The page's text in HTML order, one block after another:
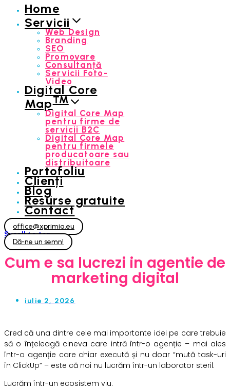
Home
Servicii
Web Design
Branding
SEO
Promovare
Consultanță
Servicii Foto-
Video
Digital Core
Map™
Digital Core Map
pentru firme de
servicii B2C
Digital Core Map
pentru firmele
producatoare sau
distribuitoare
Portofoliu
Clienți
Blog
Resurse gratuite
Contact
office@xprimia.eu
Scroll to top
Dă-ne un semn!
Cum e sa lucrezi in agentie de
marketing digital
iulie 2, 2026
Cred că una dintre cele mai importante idei pe care trebuie
să o înțeleagă cineva care intră într-o agenție – mai ales
într-o agenție care chiar execută și nu doar “mută task-uri
în ClickUp” – este că noi nu lucrăm într-un laborator steril.
Lucrăm într-un ecosistem viu.